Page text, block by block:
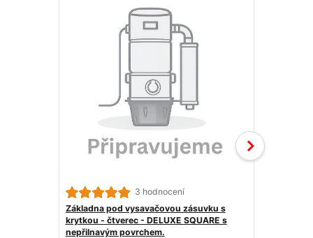
3 hodnocení
Základna pod vysavačovou zásuvku s
krytkou - čtverec - DELUXE SQUARE s
nepřilnavým povrchem.